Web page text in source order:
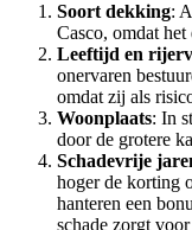
Soort dekking:
Casco, omdat
Leeftijd en
onervaren
omdat zij als
Woonplaats: In
door de grotere
Schadevrije
hoger de korting
hanteren een
schade zorgt